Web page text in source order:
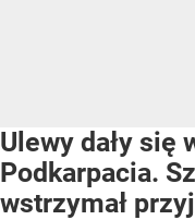
Ulewy dały się
Podkarpacia.
wstrzymał